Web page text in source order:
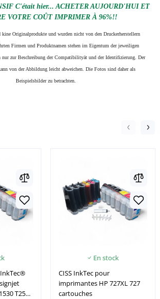
C'était hier... ACHETER AUJOURD'HUI ET
VOTRE COÛT IMPRIMER À 96%!!
Originalprodukte und wurden nicht von den Druckerherstellern
Firmen und Produktnamen stehen im Eigentum der jeweiligen
nur zur Beschreibung der Compatibilityät und der Identifizierung. Der
von der Abbildung leicht abweichen. Die Fotos sind daher als
Beispielsbilder zu betrachten.
T2500
En stock
CISS InkTec pour
imprimantes HP 727XL 727
cartouches